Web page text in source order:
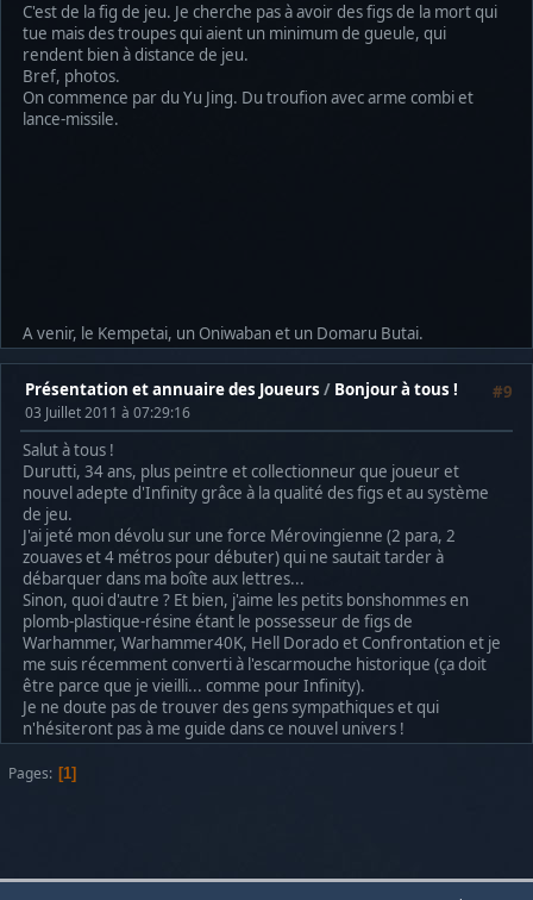
C'est de la fig de jeu. Je cherche pas à avoir des figs de la mort qui
tue mais des troupes qui aient un minimum de gueule, qui
rendent bien à distance de jeu.
Bref, photos.
On commence par du Yu Jing. Du troufion avec arme combi et
lance-missile.
A venir, le Kempetai, un Oniwaban et un Domaru Butai.
#9
Présentation et annuaire des Joueurs / Bonjour à tous !
03 Juillet 2011 à 07:29:16
Salut à tous !
Durutti, 34 ans, plus peintre et collectionneur que joueur et
nouvel adepte d'Infinity grâce à la qualité des figs et au système
de jeu.
J'ai jeté mon dévolu sur une force Mérovingienne (2 para, 2
zouaves et 4 métros pour débuter) qui ne sautait tarder à
débarquer dans ma boîte aux lettres...
Sinon, quoi d'autre ? Et bien, j'aime les petits bonshommes en
plomb-plastique-résine étant le possesseur de figs de
Warhammer, Warhammer40K, Hell Dorado et Confrontation et je
me suis récemment converti à l'escarmouche historique (ça doit
être parce que je vieilli... comme pour Infinity).
Je ne doute pas de trouver des gens sympathiques et qui
n'hésiteront pas à me guide dans ce nouvel univers !
Pages 1